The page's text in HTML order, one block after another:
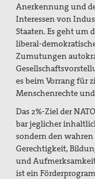
Anerkennung und
Interessen von
Staaten. Es geht um
liberal-
Zumutungen
es beim Vorrang für
Menschenrechte
Das 2%-Ziel der
bar jeglicher
sondern den
Gerechtigkeit,
und
ist ein